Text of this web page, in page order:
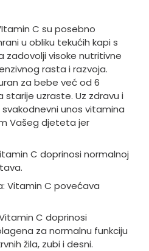
C su posebno
u obliku tekućih kapi s
zadovolji visoke nutritivne
rasta i razvoja.
za bebe već od 6
uzraste. Uz zdravu i
unos vitamina
Vašeg djeteta jer
C doprinosi normalnoj
Vitamin C povećava
C doprinosi
za normalnu funkciju
žila, zubi i desni.